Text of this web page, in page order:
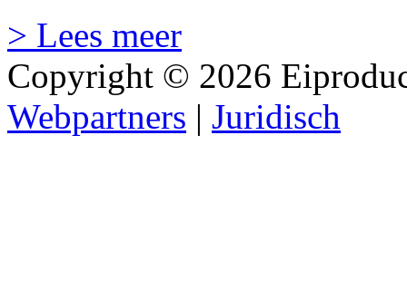
> Lees meer
Copyright © 2026
Webpartners | Juridisch